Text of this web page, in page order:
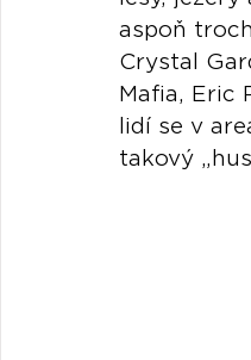
aspoň
Crystal
Mafia, Eric
lidí se v
takový